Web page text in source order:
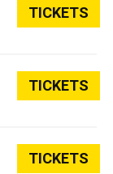
TICKETS
TICKETS
TICKETS